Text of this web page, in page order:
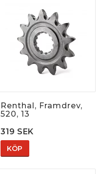
Renthal, Framdrev,
520, 13
319 SEK
KÖP